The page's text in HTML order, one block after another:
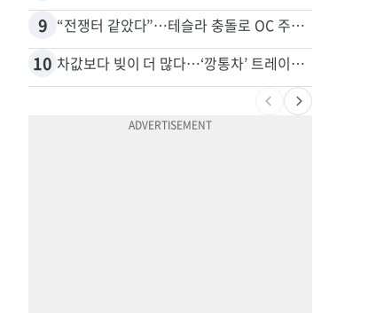
9 “전쟁터 같았다”…테슬라 충돌로 OC 주택 4채 파손
10 차값보다 빚이 더 많다…‘깡통차’ 트레이드인 급증